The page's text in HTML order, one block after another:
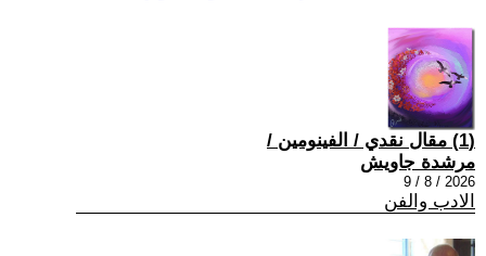
(1) مقال نقدي / الفينومين /
مرشدة جاويش
2026 / 8 / 9
الادب والفن